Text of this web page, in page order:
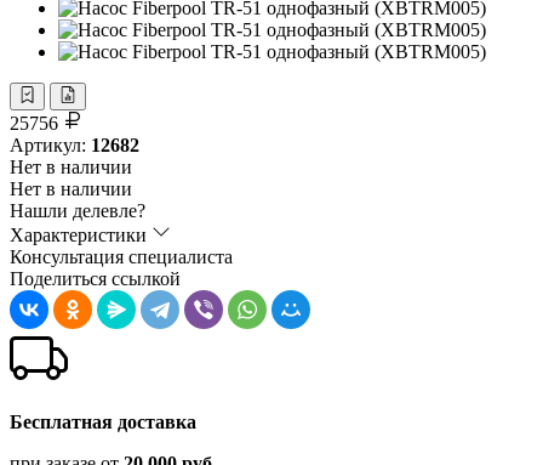
25756
Артикул: 12682
Нет в наличии
Нет в наличии
Нашли делевле?
Характеристики
Консультация специалиста
Поделиться ссылкой
Бесплатная доставка